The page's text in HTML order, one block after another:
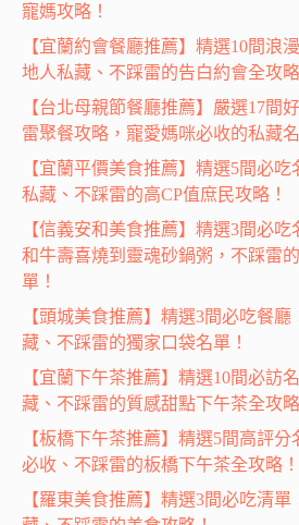
寵媽攻略！
【宜蘭約會餐廳推薦】精選10間浪
地人私藏、不踩雷的告白約會全攻略
【台北母親節餐廳推薦】嚴選17間
雷聚餐攻略，寵愛媽咪必收的私藏名
【宜蘭平價美食推薦】精選5間必吃
私藏、不踩雷的高CP值庶民攻略！
【信義安和美食推薦】精選3間必吃
和牛壽喜燒到靈魂砂鍋粥，不踩雷
單！
【頭城美食推薦】精選3間必吃餐廳
藏、不踩雷的獨家口袋名單！
【宜蘭下午茶推薦】精選10間必訪
藏、不踩雷的質感甜點下午茶全攻略
【板橋下午茶推薦】精選5間高評
必收、不踩雷的板橋下午茶全攻略！
【羅東美食推薦】精選3間必吃清單